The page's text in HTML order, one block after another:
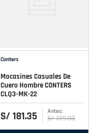
Conters
Mocasines Casuales De
Cuero Hombre CONTERS
CLQ3-MK-22
S/ 181.35 S/ 279.00